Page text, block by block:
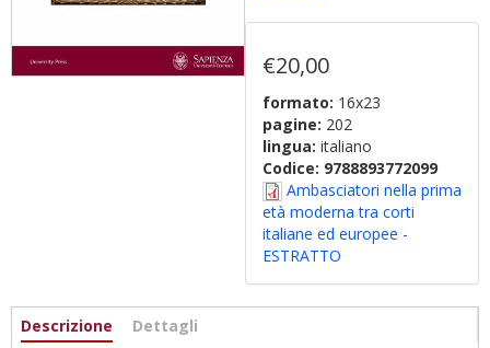
€20,00
formato: 16x23
pagine: 202
lingua: italiano
Codice: 9788893772099
Ambasciatori nella prima
età moderna tra corti
italiane ed europee -
ESTRATTO
Informazioni
Descrizione (scheda
Dettagli